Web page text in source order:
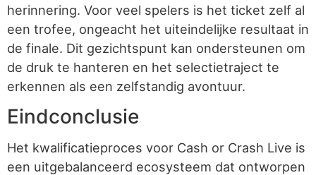
herinnering. Voor veel spelers is het ticket zelf al
een trofee, ongeacht het uiteindelijke resultaat in
de finale. Dit gezichtspunt kan ondersteunen om
de druk te hanteren en het selectietraject te
erkennen als een zelfstandig avontuur.
Eindconclusie
Het kwalificatieproces voor Cash or Crash Live is
een uitgebalanceerd ecosysteem dat ontworpen